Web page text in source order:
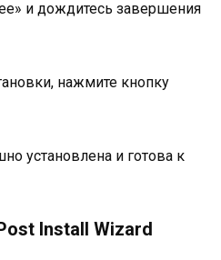
и дождитесь завершения
нажмите кнопку
установлена и готова к
Install Wizard